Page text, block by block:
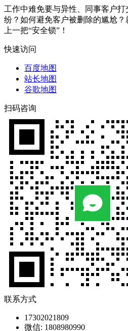
工作中难免要与异性、同事客户
纷？如何避免客户被删除的尴尬
上一把“安全锁”！
快速访问
百度地图
站长地图
谷歌地图
扫码咨询
联系方式
17302021809
微信: 1808980990